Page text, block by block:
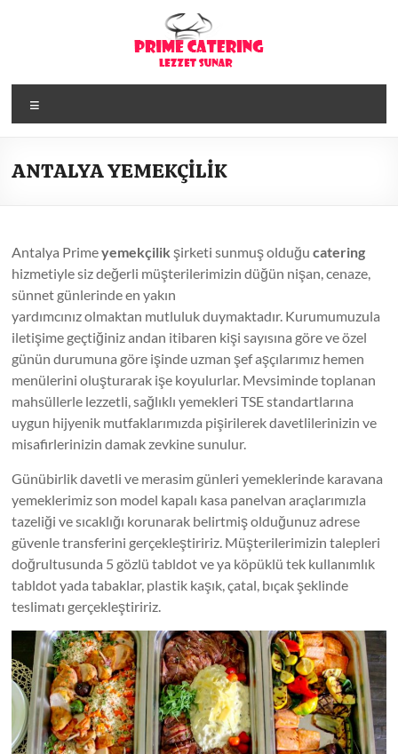
ANTALYA YEMEKÇİLİK
Antalya Primeyemekçilik şirketi sunmuş olduğucatering
hizmetiyle siz değerli müşterilerimizin düğün nişan, cenaze,
sünnet günlerinde en yakın
yardımcınız olmaktan mutluluk duymaktadır. Kurumumuzula
iletişime geçtiğiniz andan itibaren kişi sayısına göre ve özel
günün durumuna göre işinde uzman şef aşçılarımız hemen
menülerini oluşturarak işe koyulurlar. Mevsiminde toplanan
mahsüllerle lezzetli, sağlıklı yemekleri TSE standartlarına
uygun hijyenik mutfaklarımızda pişirilerek davetlilerinizin ve
misafirlerinizin damak zevkine sunulur.
Günübirlik davetli ve merasim günleri yemeklerinde karavana
yemeklerimiz son model kapalı kasa panelvan araçlarımızla
tazeliği ve sıcaklığı korunarak belirtmiş olduğunuz adrese
güvenle transferini gerçekleştiririz. Müşterilerimizin talepleri
doğrultusunda 5 gözlü tabldot ve ya köpüklü tek kullanımlık
tabldot yada tabaklar, plastik kaşık, çatal, bıçak şeklinde
teslimatı gerçekleştiririz.